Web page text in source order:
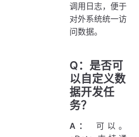
调用日志，便于
对外系统统一访
问数据。
Q：是否可
以自定义数
据开发任
务？
A：
可以。